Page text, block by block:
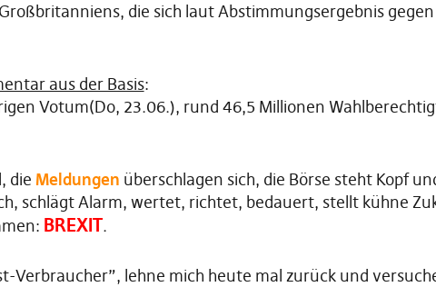
die sich laut Abstimmungsergebnis
aus der Basis:
Votum(Do, 23.06.), rund 46,5 Millionen
die Meldungen überschlagen sich, die Börse steht Kopf
schlägt Alarm, wertet, richtet, bedauert, stellt kühne
BREXIT.
Verbraucher”, lehne mich heute mal zurück und